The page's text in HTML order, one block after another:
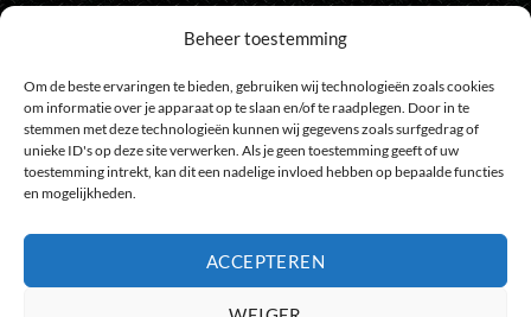
Beheer toestemming
Om de beste ervaringen te bieden, gebruiken wij technologieën zoals cookies
om informatie over je apparaat op te slaan en/of te raadplegen. Door in te
stemmen met deze technologieën kunnen wij gegevens zoals surfgedrag of
unieke ID's op deze site verwerken. Als je geen toestemming geeft of uw
toestemming intrekt, kan dit een nadelige invloed hebben op bepaalde functies
en mogelijkheden.
ACCEPTEREN
Onze nieuwsbrief
Meld je aan voor de nieuwsbrief
en loop geen actie meer mis
BancontactGiroPay